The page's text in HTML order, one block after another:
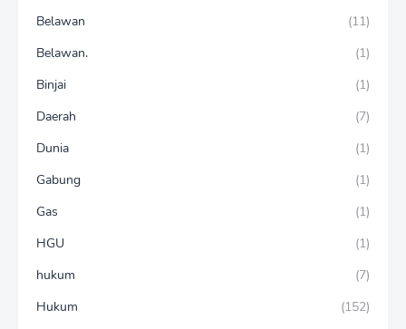
Belawan
(11)
Belawan.
(1)
Binjai
(1)
Daerah
(7)
Dunia
(1)
Gabung
(1)
Gas
(1)
HGU
(1)
hukum
(7)
Hukum
(152)